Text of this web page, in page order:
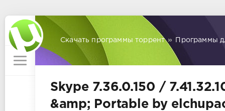
Скачать программы торрент » Программы
Skype 7.36.0.150 /
&amp; Portable by